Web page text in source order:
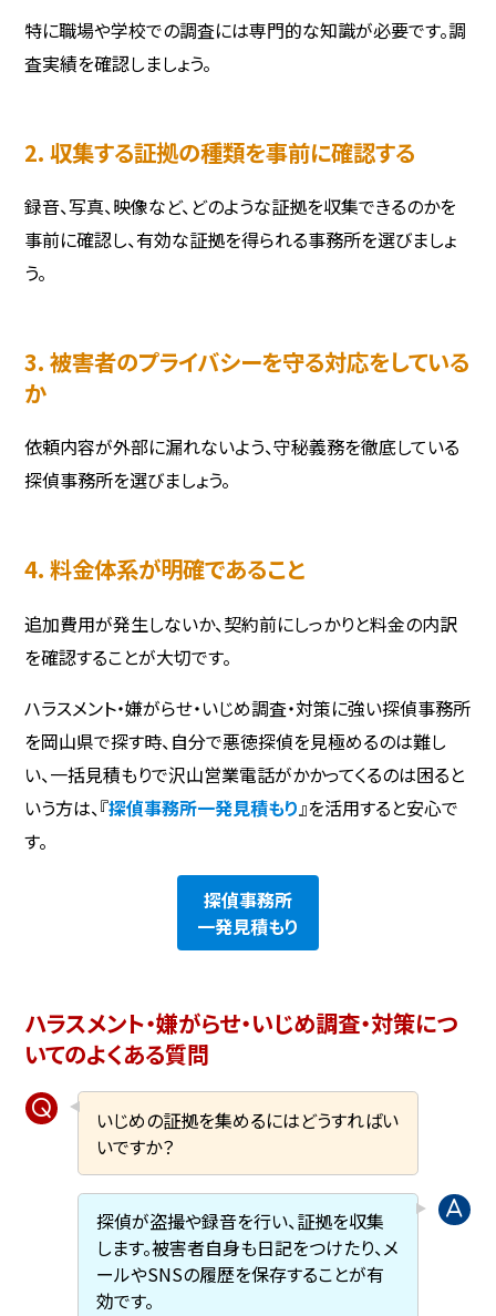
特に職場や学校での調査には専門的な知識が必要です。調
査実績を確認しましょう。
2. 収集する証拠の種類を事前に確認する
録音、写真、映像など、どのような証拠を収集できるのかを
事前に確認し、有効な証拠を得られる事務所を選びましょ
う。
3. 被害者のプライバシーを守る対応をしている
か
依頼内容が外部に漏れないよう、守秘義務を徹底している
探偵事務所を選びましょう。
4. 料金体系が明確であること
追加費用が発生しないか、契約前にしっかりと料金の内訳
を確認することが大切です。
ハラスメント・嫌がらせ・いじめ調査・対策に強い探偵事務所
を岡山県で探す時、自分で悪徳探偵を見極めるのは難し
い、一括見積もりで沢山営業電話がかかってくるのは困ると
いう方は、『探偵事務所一発見積もり 』を活用すると安心で
す。
探偵事務所
一発見積もり
ハラスメント・嫌がらせ・いじめ調査・対策につ
いてのよくある質問
いじめの証拠を集めるにはどうすればい
いですか？
探偵が盗撮や録音を行い、証拠を収集
します。被害者自身も日記をつけたり、メ
ールやSNSの履歴を保存することが有
効です。